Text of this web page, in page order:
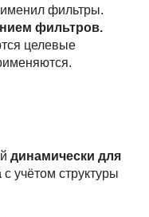
фильтры.
фильтров.
целевые
динамически для
с учётом структуры